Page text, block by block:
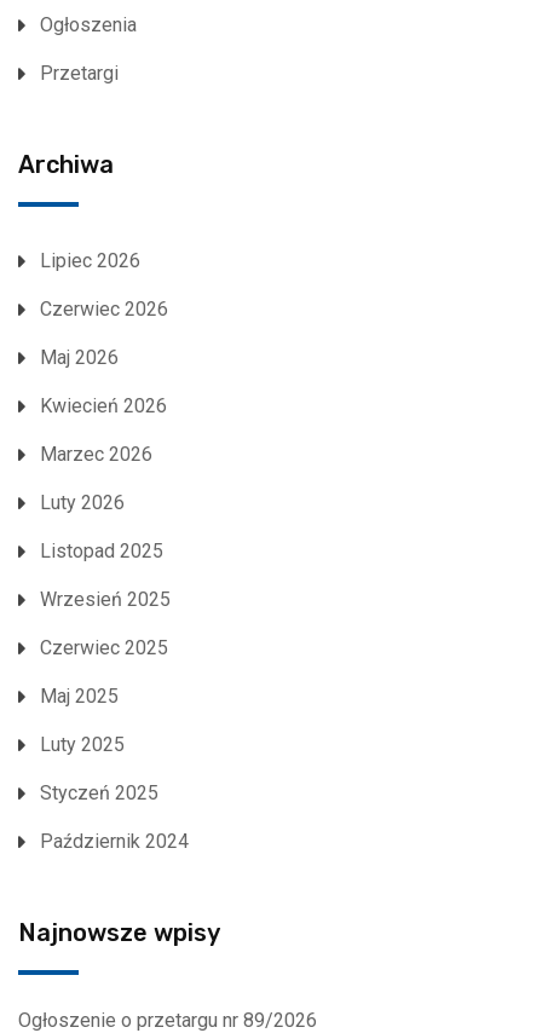
Ogłoszenia
Przetargi
Archiwa
Lipiec 2026
Czerwiec 2026
Maj 2026
Kwiecień 2026
Marzec 2026
Luty 2026
Listopad 2025
Wrzesień 2025
Czerwiec 2025
Maj 2025
Luty 2025
Styczeń 2025
Październik 2024
Najnowsze wpisy
Ogłoszenie o przetargu nr 89/2026